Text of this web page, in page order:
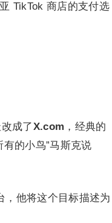
TikTok 商店的支付选
成了X.com ，经典的
的小鸟”马斯克说
，他将这个目标描述为